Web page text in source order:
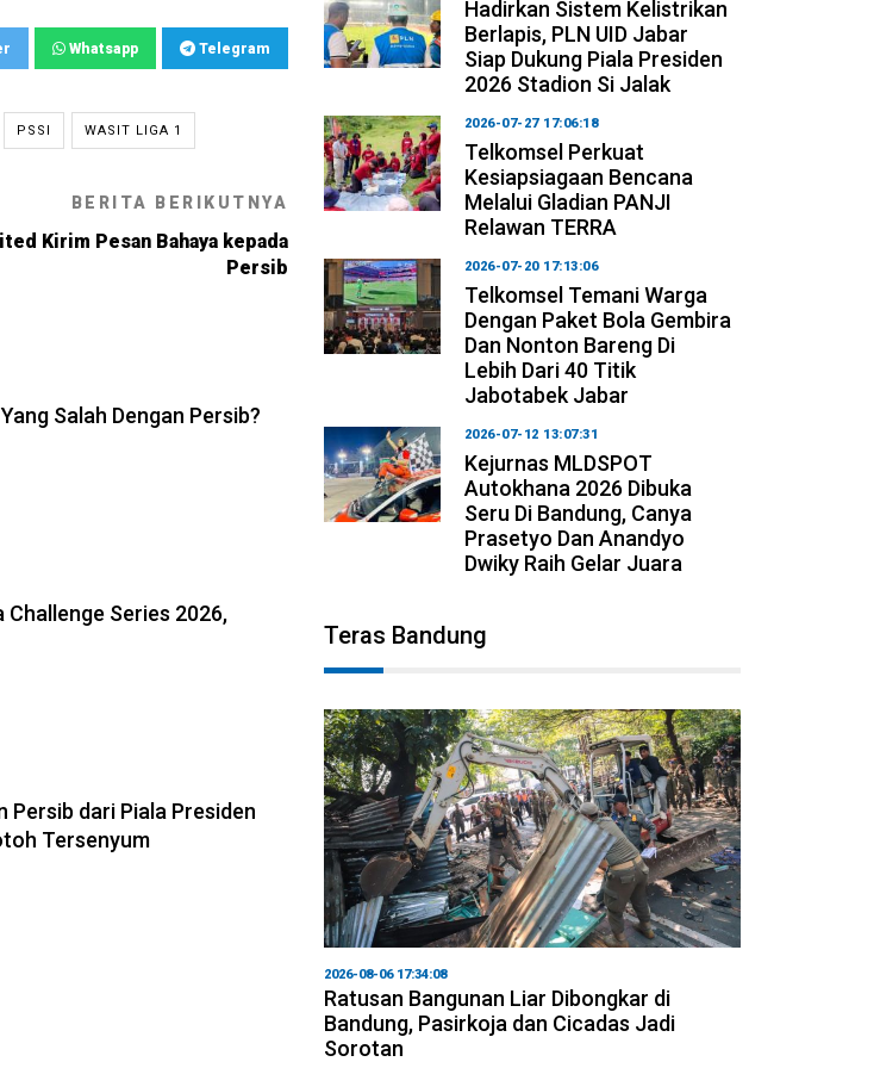
Whatsapp Telegram
PSSI WASIT LIGA 1
BERITA BERIKUTNYA
Kirim Pesan Bahaya kepada
Persib
Salah Dengan Persib?
Series 2026,
Persib dari Piala Presiden
Tersenyum
Hadirkan Sistem Kelistrikan
Berlapis, PLN UID Jabar
Siap Dukung Piala Presiden
2026 Stadion Si Jalak
2026-07-27 17:06:18
Telkomsel Perkuat
Kesiapsiagaan Bencana
Melalui Gladian PANJI
Relawan TERRA
2026-07-20 17:13:06
Telkomsel Temani Warga
Dengan Paket Bola Gembira
Dan Nonton Bareng Di
Lebih Dari 40 Titik
Jabotabek Jabar
2026-07-12 13:07:31
Kejurnas MLDSPOT
Autokhana 2026 Dibuka
Seru Di Bandung, Canya
Prasetyo Dan Anandyo
Dwiky Raih Gelar Juara
Teras Bandung
2026-08-06 17:34:08
Ratusan Bangunan Liar Dibongkar di
Bandung, Pasirkoja dan Cicadas Jadi
Sorotan